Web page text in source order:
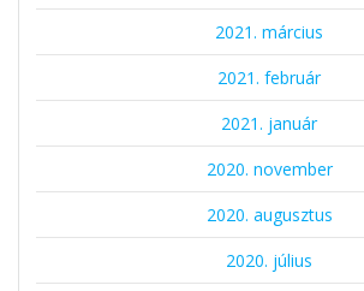
2021. március
2021. február
2021. január
2020. november
2020. augusztus
2020. július